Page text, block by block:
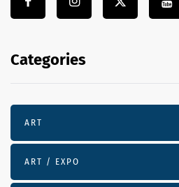
Categories
ART
ART / EXPO